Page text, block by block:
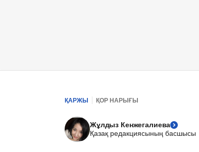
ҚАРЖЫ ҚОР НАРЫҒЫ
Жұлдыз Кенжегалиева
Қазақ редакциясының басшысы